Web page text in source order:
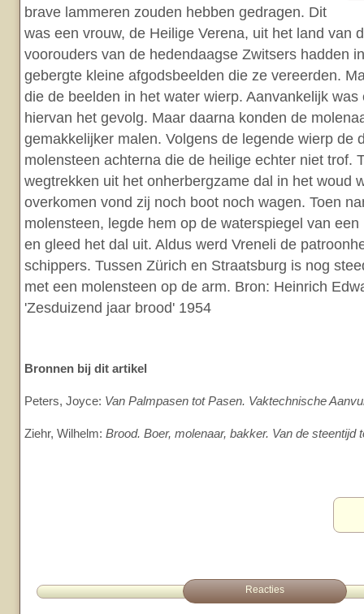
brave lammeren zouden hebben gedragen. Dit
was een vrouw, de Heilige Verena, uit het land van
voorouders van de hedendaagse Zwitsers hadden
gebergte kleine afgodsbeelden die ze vereerden.
die de beelden in het water wierp. Aanvankelijk was
hiervan het gevolg. Maar daarna konden de
gemakkelijker malen. Volgens de legende wierp de
molensteen achterna die de heilige echter niet trof.
wegtrekken uit het onherbergzame dal in het woud
overkomen vond zij noch boot noch wagen. Toen
molensteen, legde hem op de waterspiegel van
en gleed het dal uit. Aldus werd Vreneli de
schippers. Tussen Zürich en Straatsburg is nog
met een molensteen op de arm. Bron: Heinrich
'Zesduizend jaar brood' 1954
Bronnen bij dit artikel
Peters, Joyce: Van Palmpasen tot Pasen. Vaktechnische
Ziehr, Wilhelm: Brood. Boer, molenaar, bakker. Van de steentijd
Reacties